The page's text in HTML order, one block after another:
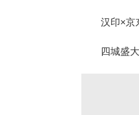
汉印×京
四城盛